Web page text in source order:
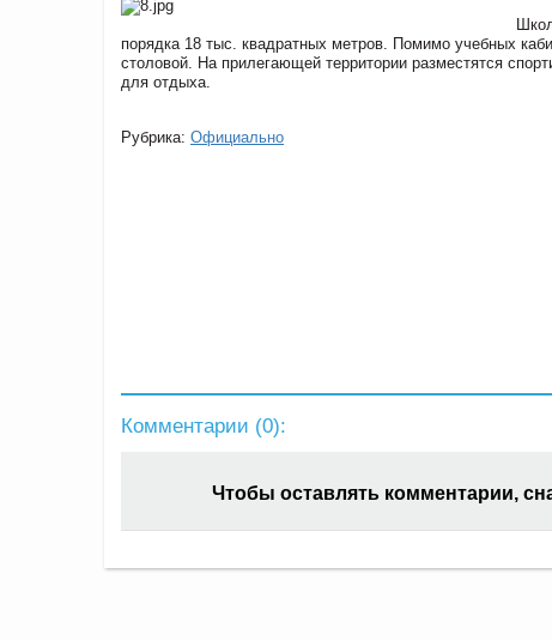
порядка 18 тыс. квадратных метров. Помимо учебных
столовой. На прилегающей территории разместятся
для отдыха.
Рубрика: Официально
Комментарии (0):
Чтобы оставлять комментарии,